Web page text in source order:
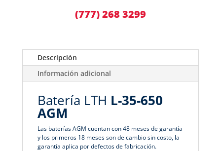
(777) 268 3299
Descripción
Información adicional
Batería LTH L-35-650
AGM
Las baterías AGM cuentan con 48 meses de garantía
y los primeros 18 meses son de cambio sin costo, la
garantía aplica por defectos de fabricación.